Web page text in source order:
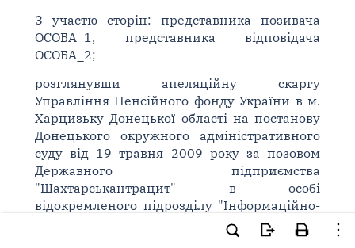
З участю сторін: представника позивача
ОСОБА_1, представника відповідача
ОСОБА_2;
розглянувши апеляційну скаргу
Управління Пенсійного фонду України в м.
Харцизьку Донецької області на постанову
Донецького окружного адміністративного
суду від 19 травня 2009 року за позовом
Державного підприємства
"Шахтарськантрацит" в особі
відокремленого підрозділу "Інформаційно-
обчислювальний центр" до Управління
Пенсійного фонду України в м. Харцизьку